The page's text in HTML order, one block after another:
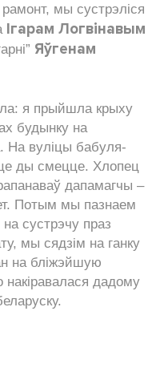
мы сустрэліся
Ігарам Логвінавым
Яўгенам
я прыйшла крыху
будынку на
На вуліцы бабуля-
ды смецце. Хлопец
дапамагчы –
Потым мы пазнаем
сустрэчу праз
мы сядзім на ганку
на бліжэйшую
дадому